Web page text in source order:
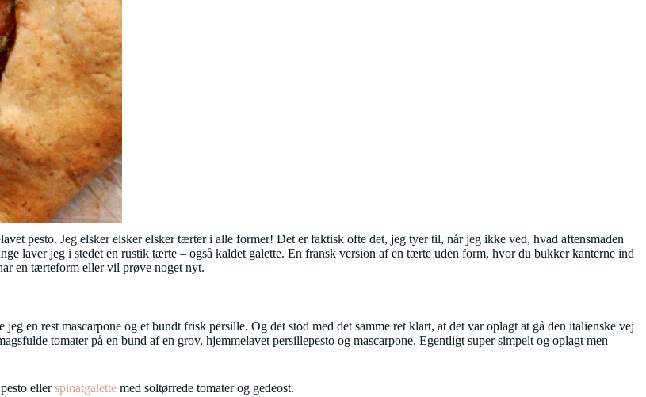
pesto. Jeg elsker elsker elsker tærter i alle former! Det er faktisk ofte det, jeg tyer til, når jeg ikke ved, hvad aftensmaden
laver jeg i stedet en rustik tærte – også kaldet galette. En fransk version af en tærte uden form, hvor du bukker kanterne ind
en tærteform eller vil prøve noget nyt.
en rest mascarpone og et bundt frisk persille. Og det stod med det samme ret klart, at det var oplagt at gå den italienske vej
tomater på en bund af en grov, hjemmelavet persillepesto og mascarpone. Egentligt super simpelt og oplagt men
ellerspinatgalette med soltørrede tomater og gedeost.